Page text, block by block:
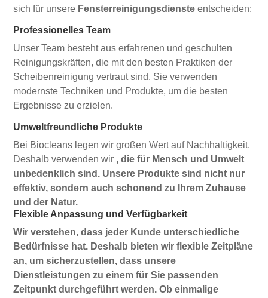
sich für unsere Fensterreinigungsdienste entscheiden:
Professionelles Team
Unser Team besteht aus erfahrenen und geschulten
Reinigungskräften, die mit den besten Praktiken der
Scheibenreinigung vertraut sind. Sie verwenden
modernste Techniken und Produkte, um die besten
Ergebnisse zu erzielen.
Umweltfreundliche Produkte
Bei Biocleans legen wir großen Wert auf Nachhaltigkeit.
Deshalb verwenden wir , die für Mensch und Umwelt
unbedenklich sind. Unsere Produkte sind nicht nur
effektiv, sondern auch schonend zu Ihrem Zuhause
und der Natur.
Flexible Anpassung und Verfügbarkeit
Wir verstehen, dass jeder Kunde unterschiedliche
Bedürfnisse hat. Deshalb bieten wir flexible Zeitpläne
an, um sicherzustellen, dass unsere
Dienstleistungen zu einem für Sie passenden
Zeitpunkt durchgeführt werden. Ob einmalige